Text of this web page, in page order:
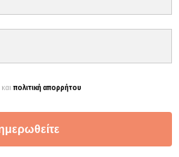
καιπολιτική απορρήτου